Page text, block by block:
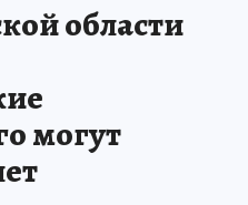
области
могут